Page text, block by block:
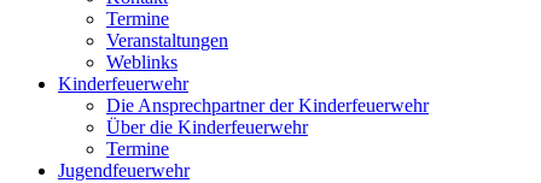
Termine
Veranstaltungen
Weblinks
Kinderfeuerwehr
Die Ansprechpartner der Kinderfeuerwehr
Über die Kinderfeuerwehr
Termine
Jugendfeuerwehr